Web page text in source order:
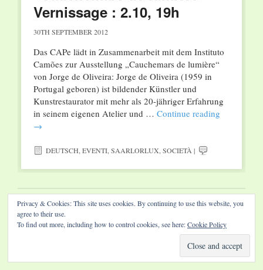
Vernissage : 2.10, 19h
30TH SEPTEMBER 2012
Das CAPe lädt in Zusammenarbeit mit dem Instituto
Camões zur Ausstellung „Cauchemars de lumière“
von Jorge de Oliveira: Jorge de Oliveira (1959 in
Portugal geboren) ist bildender Künstler und
Kunstrestaurator mit mehr als 20-jähriger Erfahrung
in seinem eigenen Atelier und … Continue reading
→
DEUTSCH,EVENTI,SAARLORLUX,SOCIETÀ |
Website by Diamond Visions
Privacy & Cookies: This site uses cookies. By continuing to use this website, you
agree to their use.
To find out more, including how to control cookies, see here:Cookie Policy